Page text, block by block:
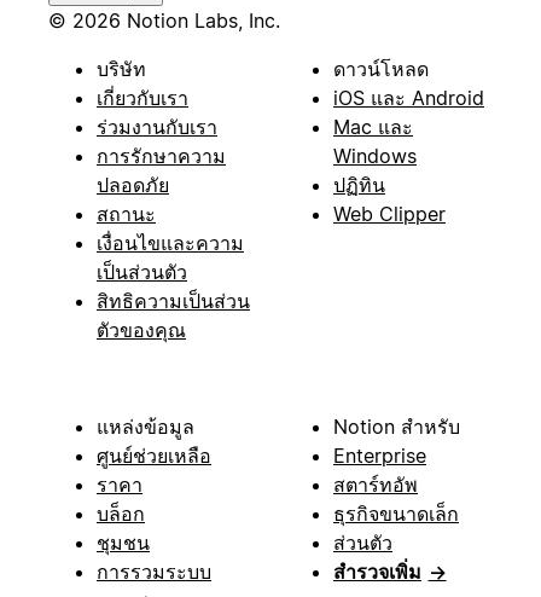
© 2026 Notion Labs, Inc.
บริษัท
เกี่ยวกับเรา
ร่วมงานกับเรา
การรักษาความ
ปลอดภัย
สถานะ
เงื่อนไขและความ
เป็นส่วนตัว
สิทธิความเป็นส่วน
ตัวของคุณ
ดาวน์โหลด
iOS และ Android
Mac และ
Windows
ปฏิทิน
Web Clipper
แหล่งข้อมูล
ศูนย์ช่วยเหลือ
ราคา
บล็อก
ชุมชน
การรวมระบบ
Notion สำหรับ
Enterprise
สตาร์ทอัพ
ธุรกิจขนาดเล็ก
ส่วนตัว
สำรวจเพิ่ม →